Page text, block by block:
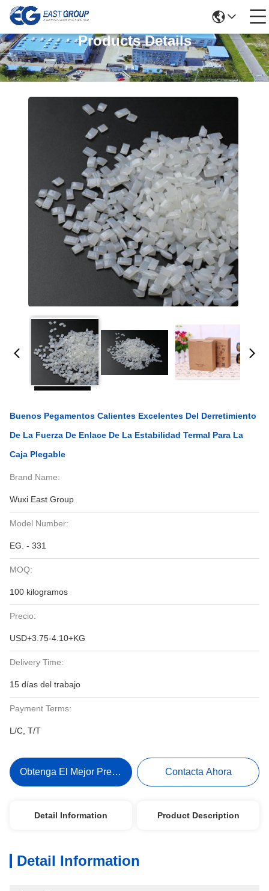
Products Details
Buenos Pegamentos Calientes Excelentes Del Derretimiento
De La Fuerza De Enlace De La Estabilidad Termal Para La
Caja Plegable
Brand Name:
Wuxi East Group
Model Number:
EG. - 331
MOQ:
100 kilogramos
Precio:
USD+3.75-4.10+KG
Delivery Time:
15 días del trabajo
Payment Terms:
L/C, T/T
Obtenga El Mejor Precio Contacta Ahora
Detail Information Product Description
Detail Information